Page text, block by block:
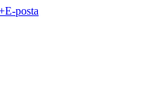
E-posta